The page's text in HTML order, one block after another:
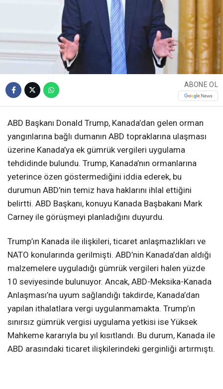
ABONE OL
ABD Başkanı Donald Trump, Kanada’dan gelen orman
yangınlarına bağlı dumanın ABD topraklarına ulaşması
üzerine Kanada’ya ek gümrük vergileri uygulama
tehdidinde bulundu. Trump, Kanada’nın ormanlarına
yeterince özen göstermediğini iddia ederek, bu
durumun ABD’nin temiz hava haklarını ihlal ettiğini
belirtti. ABD Başkanı, konuyu Kanada Başbakanı Mark
Carney ile görüşmeyi planladığını duyurdu.
Trump’ın Kanada ile ilişkileri, ticaret anlaşmazlıkları ve
NATO konularında gerilmişti. ABD’nin Kanada’dan aldığı
malzemelere uyguladığı gümrük vergileri halen yüzde
10 seviyesinde bulunuyor. Ancak, ABD-Meksika-Kanada
Anlaşması’na uyum sağlandığı takdirde, Kanada’dan
yapılan ithalatlara vergi uygulanmamakta. Trump’ın
sınırsız gümrük vergisi uygulama yetkisi ise Yüksek
Mahkeme kararıyla bu yıl kısıtlandı. Bu durum, Kanada ile
ABD arasındaki ticaret ilişkilerindeki gerginliği artırmıştı.